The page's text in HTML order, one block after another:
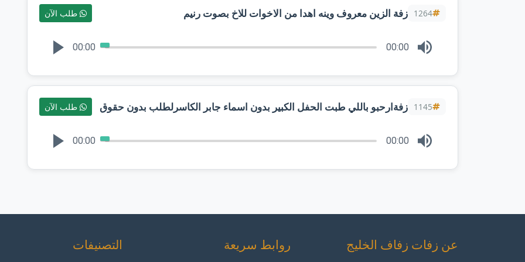
1264 زفة الزين معروف وينه اهدا من الاخوات للاخ بصوت رنيم طلب الآن
00:00 00:00
1145 زفةارحبو باللي طبت الحفل الكبير بدون اسماء جابر الكاسرلطلب بدون حقوق طلب الآن
00:00 00:00
عن زفات زفاف الخليج روابط سريعة التصنيفات